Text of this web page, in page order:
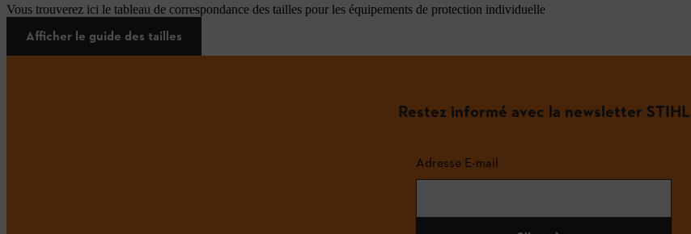
Vous trouverez ici le tableau de correspondance des tailles pour les équipements de protection individuelle
Afficher le guide des tailles
Restez informé avec la newsletter STIHL
Adresse E-mail